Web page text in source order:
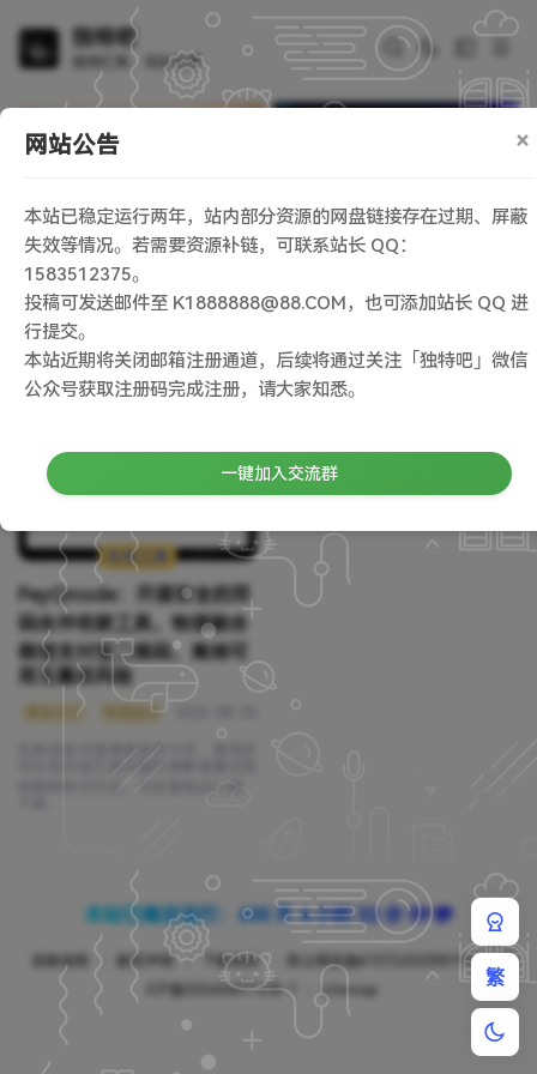
×
网站公告
本站已稳定运行两年，站内部分资源的网盘链接存在过期、屏蔽
失效等情况。若需要资源补链，可联系站长 QQ：
1583512375。
投稿可发送邮件至 K1888888@88.COM，也可添加站长 QQ 进
行提交。
本站近期将关闭邮箱注册通道，后续将通过关注「独特吧」微信
公众号获取注册码完成注册，请大家知悉。
一键加入交流群
独特吧
独特汇聚，玩乐无界
首页 / 与 “ 开源透明 ” 相关的文章
在线工具
PayQrcode：开源安全的双
码合并收款工具，物理融合
微信支付宝二维码，离线可
用无篡改风险
便捷支付 物理融合
本站已稳定运行：600 天 4 小时 32 分 59 秒
投稿说明 版权声明 下载说明 陕公网安备61072202000192
陕
ICP备2024040716号-1
sitemap
繁